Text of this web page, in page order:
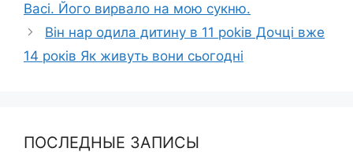
Васі. Його виpвало на мою сукню.
Він нар одила дитину в 11 роkів Дочці вже
14 років Як живуть вони сьогодні
ПОСЛЕДНЫЕ ЗАПИСЫ